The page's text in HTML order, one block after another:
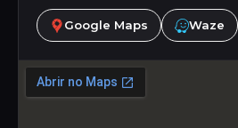
Google Maps Waze